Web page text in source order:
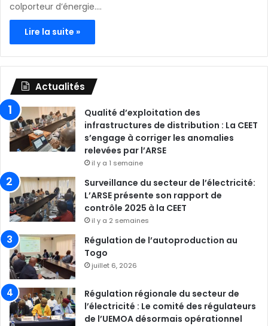
colporteur d’énergie.…
Lire la suite »
Actualités
Qualité d’exploitation des
infrastructures de distribution : La CEET
s’engage à corriger les anomalies
relevées par l’ARSE
il y a 1 semaine
Surveillance du secteur de l’électricité:
L’ARSE présente son rapport de
contrôle 2025 à la CEET
il y a 2 semaines
Régulation de l’autoproduction au
Togo
juillet 6, 2026
Régulation régionale du secteur de
l’électricité : Le comité des régulateurs
de l’UEMOA désormais opérationnel